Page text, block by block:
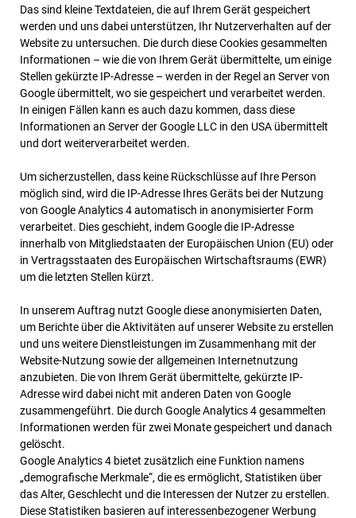
Das sind kleine Textdateien, die auf Ihrem Gerät gespeichert
werden und uns dabei unterstützen, Ihr Nutzerverhalten auf der
Website zu untersuchen. Die durch diese Cookies gesammelten
Informationen – wie die von Ihrem Gerät übermittelte, um einige
Stellen gekürzte IP-Adresse – werden in der Regel an Server von
Google übermittelt, wo sie gespeichert und verarbeitet werden.
In einigen Fällen kann es auch dazu kommen, dass diese
Informationen an Server der Google LLC in den USA übermittelt
und dort weiterverarbeitet werden.
Um sicherzustellen, dass keine Rückschlüsse auf Ihre Person
möglich sind, wird die IP-Adresse Ihres Geräts bei der Nutzung
von Google Analytics 4 automatisch in anonymisierter Form
verarbeitet. Dies geschieht, indem Google die IP-Adresse
innerhalb von Mitgliedstaaten der Europäischen Union (EU) oder
in Vertragsstaaten des Europäischen Wirtschaftsraums (EWR)
um die letzten Stellen kürzt.
In unserem Auftrag nutzt Google diese anonymisierten Daten,
um Berichte über die Aktivitäten auf unserer Website zu erstellen
und uns weitere Dienstleistungen im Zusammenhang mit der
Website-Nutzung sowie der allgemeinen Internetnutzung
anzubieten. Die von Ihrem Gerät übermittelte, gekürzte IP-
Adresse wird dabei nicht mit anderen Daten von Google
zusammengeführt. Die durch Google Analytics 4 gesammelten
Informationen werden für zwei Monate gespeichert und danach
gelöscht.
Google Analytics 4 bietet zusätzlich eine Funktion namens
„demografische Merkmale“, die es ermöglicht, Statistiken über
das Alter, Geschlecht und die Interessen der Nutzer zu erstellen.
Diese Statistiken basieren auf interessenbezogener Werbung